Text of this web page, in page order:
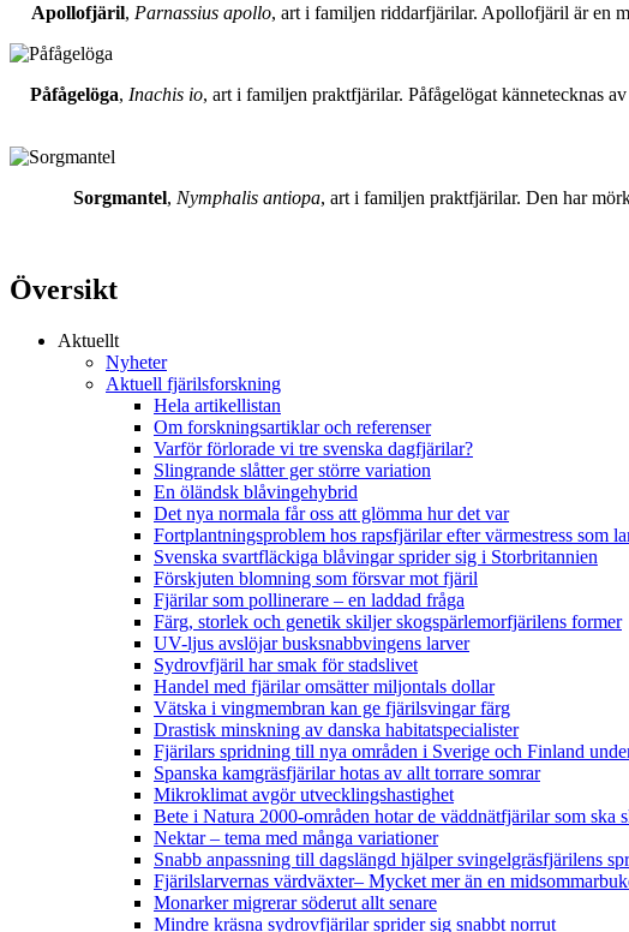
Apollofjäril, Parnassius apollo, art i familjen riddarfjärilar. Apollofjäril är en
Påfågelöga, Inachis io, art i familjen praktfjärilar. Påfågelögat kännetecknas
Sorgmantel, Nymphalis antiopa, art i familjen praktfjärilar. Den har
Översikt
Aktuellt
Nyheter
Aktuell fjärilsforskning
Hela artikellistan
Om forskningsartiklar och referenser
Varför förlorade vi tre svenska dagfjärilar?
Slingrande slåtter ger större variation
En öländsk blåvingehybrid
Det nya normala får oss att glömma hur det var
Fortplantningsproblem hos rapsfjärilar efter värmestress som
Svenska svartfläckiga blåvingar sprider sig i Storbritannien
Förskjuten blomning som försvar mot fjäril
Fjärilar som pollinerare – en laddad fråga
Färg, storlek och genetik skiljer skogspärlemorfjärilens former
UV-ljus avslöjar busksnabbvingens larver
Sydrovfjäril har smak för stadslivet
Handel med fjärilar omsätter miljontals dollar
Vätska i vingmembran kan ge fjärilsvingar färg
Drastisk minskning av danska habitatspecialister
Fjärilars spridning till nya områden i Sverige och Finland
Spanska kamgräsfjärilar hotas av allt torrare somrar
Mikroklimat avgör utvecklingshastighet
Bete i Natura 2000-områden hotar de väddnätfjärilar som ska
Nektar – tema med många variationer
Snabb anpassning till dagslängd hjälper svingelgräsfjärilens
Fjärilslarvernas värdväxter– Mycket mer än en
Monarker migrerar söderut allt senare
Mindre kräsna sydrovfjärilar sprider sig snabbt norrut